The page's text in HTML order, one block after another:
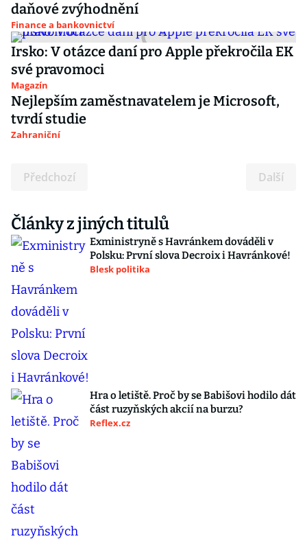
daňové zvýhodnění
Finance a bankovnictví
Irsko: V otázce daní pro Apple překročila EK
své pravomoci
Magazín
Nejlepším zaměstnavatelem je Microsoft,
tvrdí studie
Zahraniční
Předchozí Další
Články z jiných titulů
Exministryně s Havránkem dováděli v
Polsku: První slova Decroix i Havránkové!
Blesk politika
Hra o letiště. Proč by se Babišovi hodilo dát
část ruzyňských akcií na burzu?
Reflex.cz